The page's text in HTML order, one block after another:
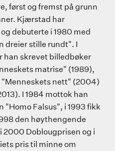
først og fremst på grunn
Kjærstad har
debuterte i 1980 med
dreier stille rundt". I
han skrevet billedbøker
matrise" (1989),
"Menneskets nett" (2004)
I 1984 mottok han
"Homo Falsus", i 1993 fikk
den høythengende
Doblougprisen og i
pris til minne om